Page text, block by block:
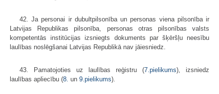
42. Ja personai ir dubultpilsonība un personas viena pilsonība ir
Latvijas Republikas pilsonība, personas otras pilsonības valsts
kompetentās institūcijas izsniegts dokuments par šķēršļu neesību
laulības noslēgšanai Latvijas Republikā nav jāiesniedz.
43. Pamatojoties uz laulības reģistru (7.pielikums), izsniedz
laulības apliecību (8. un 9.pielikums).